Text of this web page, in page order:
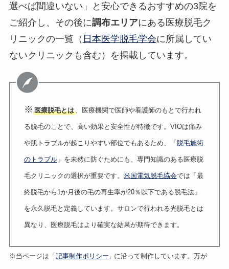
選べば間違いない」と安心できるおすすめの3院を
ご紹介し、その後に調布エリアにある医療脱毛ク
リニックの一覧（ 日本医学脱毛学会に所属してい
ないクリニックも含む）を掲載しています。
※ 医療脱毛とは、医療機関で医師や看護師のもとで行われ
る脱毛のことで、高い効果と安全性が特徴です。VIOは痛み
や肌トラブルが起こりやすい部位でもあるため、「 脱毛施術
のトラブル」を未然に防ぐためにも、専門知識のある医療脱
毛クリニックの選択が重要です。 米国電気脱毛協会では「最
終脱毛から1か月後の毛の再生率が20％以下である脱毛法」
を永久脱毛と定義しています。サロンで行われる光脱毛とは
異なり、医療脱毛はより確実な結果が期待できます。
※当ページは「 記事制作ポリシー 」 に沿って制作しています。万が